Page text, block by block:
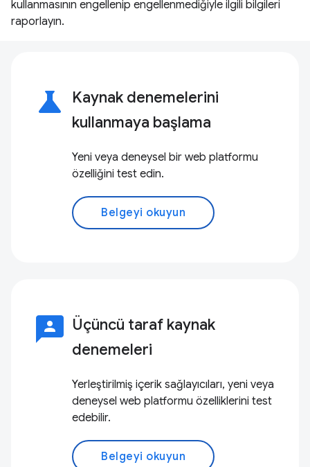
kullanmasının engellenip engellenmediğiyle ilgili bilgileri
raporlayın.
science
Kaynak denemelerini
kullanmaya başlama
Yeni veya deneysel bir web platformu
özelliğini test edin.
Belgeyi okuyun
3p Üçüncü taraf kaynak
denemeleri
Yerleştirilmiş içerik sağlayıcıları, yeni veya
deneysel web platformu özelliklerini test
edebilir.
Belgeyi okuyun